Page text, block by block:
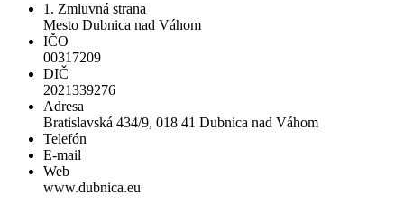
1. Zmluvná strana
Mesto Dubnica nad Váhom
IČO
00317209
DIČ
2021339276
Adresa
Bratislavská 434/9, 018 41 Dubnica nad Váhom
Telefón
E-mail
Web
www.dubnica.eu